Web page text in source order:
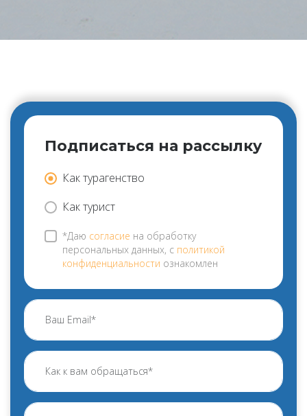
Подписаться на рассылку
Как турагенство
Как турист
*Даю согласие на обработку
персональных данных, с политикой
конфиденциальности ознакомлен